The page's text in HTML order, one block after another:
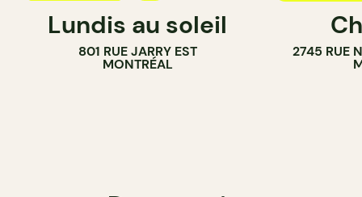
BAR À VIN
Lundis au soleil
801 RUE JARRY EST
MONTRÉAL
2745 RUE